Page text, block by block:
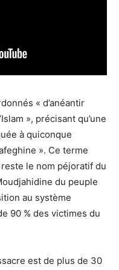
« d’anéantir
», précisant qu’une
à quiconque
». Ce terme
le nom péjoratif du
du peuple
au système
90 % des victimes du
est de plus de 30